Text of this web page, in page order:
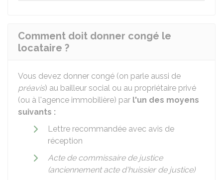
Comment doit donner congé le
locataire ?
Vous devez donner congé (on parle aussi de
préavis) au bailleur social ou au propriétaire privé
(ou à l'agence immobilière) par l'un des moyens
suivants :
Lettre recommandée avec avis de
réception
Acte de commissaire de justice
(anciennement acte d'huissier de justice)